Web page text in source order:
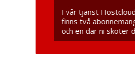
I vår tjänst
finns två
och en där ni sköter